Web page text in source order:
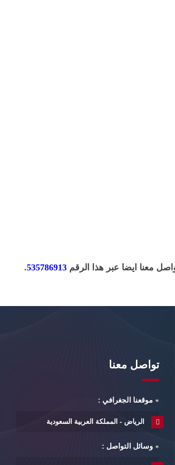
معنا ايضا عبر هذا الرقم 535786913
.
تواصل معنا
موقعنا الجغرافي :
الرياض - المملكة العربية السعودية
وسائل التواصل :